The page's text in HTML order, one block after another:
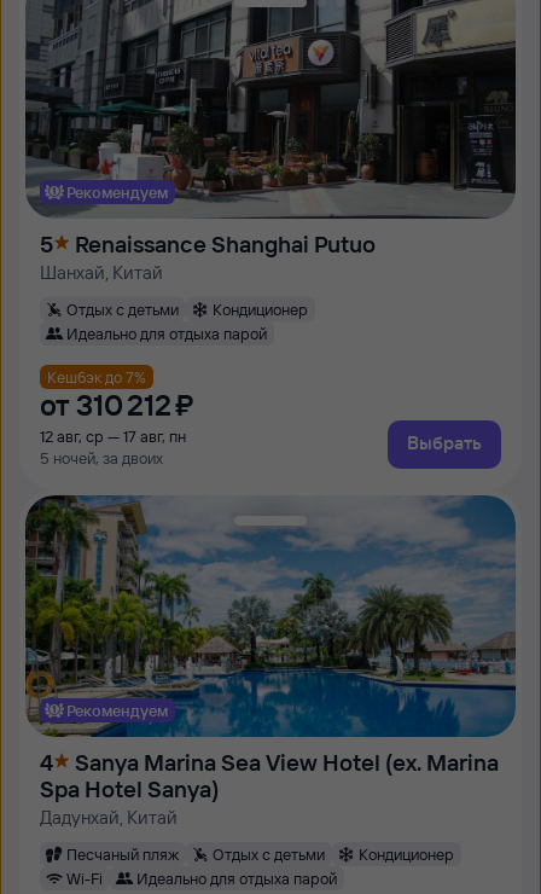
Рекомендуем
5 Renaissance Shanghai Putuo
Шанхай, Китай
Отдых с детьми
Кондиционер
Идеально для отдыха парой
Кешбэк до 7%
от 310 ⁠212 ⁠₽
12 авг, ср — 17 авг, пн
5 ночей, за двоих
Выбрать
Рекомендуем
4
Sanya Marina Sea View Hotel (ex. Marina
Spa Hotel Sanya)
Дадунхай, Китай
Песчаный пляж Отдых с детьми
Кондиционер
Wi-Fi
Идеально для отдыха парой